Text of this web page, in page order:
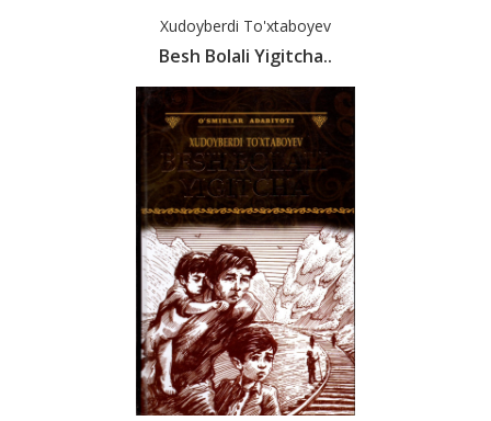
Xudoyberdi To'xtaboyev
Besh Bolali Yigitcha..